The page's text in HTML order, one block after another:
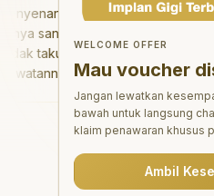
sangat baik
takut sama
tidak
bisa bermain
setelahnya.
ke dokter
WELCOME OFFER
Mau voucher
Jangan lewatkan
bawah untuk langsung
klaim penawaran khusus
Ambil